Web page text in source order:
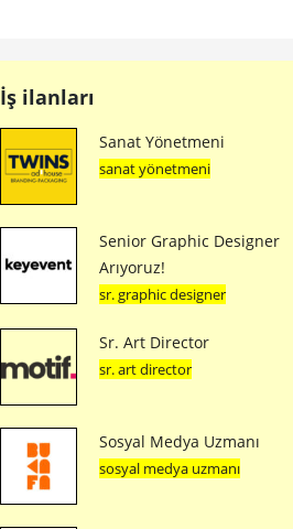
İş ilanları
Sanat Yönetmeni
sanat yönetmeni
Senior Graphic Designer
Arıyoruz!
sr. graphic designer
Sr. Art Director
sr. art director
Sosyal Medya Uzmanı
sosyal medya uzmanı